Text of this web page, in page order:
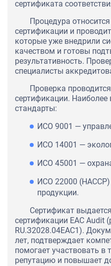
сертификата
Процедура
сертификации и
которые уже внедрили
качеством и готовы
результативность.
специалисты
Проверка
сертификации. Наиболее
стандарты:
ИСО 9001 —
ИСО 14001 —
ИСО 45001 —
ИСО 22000 (НАССР)
продукции.
Сертификат
сертификации EAC Audit
RU.З2028.04ЕАС1).
лет, подтверждает
помогает участвовать в
репутацию и повышает